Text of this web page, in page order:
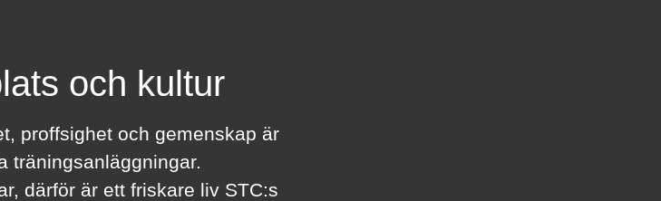
och kultur
proffsighet och gemenskap är
träningsanläggningar.
därför är ett friskare liv STC:s